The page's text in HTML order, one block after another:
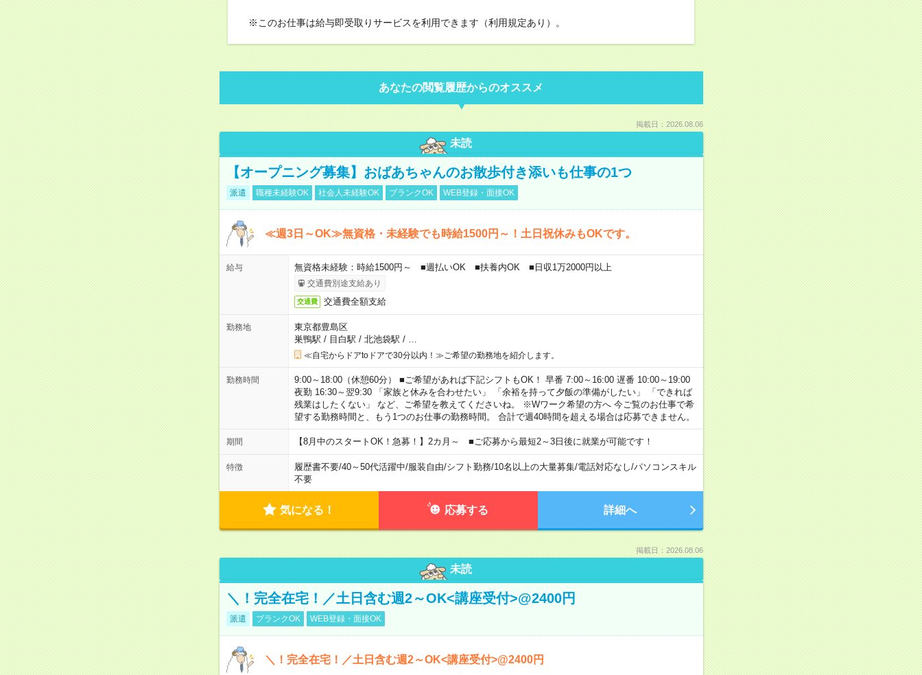
※このお仕事は給与即受取りサービスを利用できます（利用規定あり）。
あなたの閲覧履歴からのオススメ
掲載日：2026.08.06
未読
【オープニング募集】おばあちゃんのお散歩付き添いも仕事の1つ
派遣 職種未経験OK 社会人未経験OK ブランクOK WEB登録・面接OK
≪週3日～OK≫無資格・未経験でも時給1500円～！土日祝休みもOKです。
給与 無資格未経験：時給1500円～ ■週払いOK ■扶養内OK ■日収1万2000円以上
交通費別途支給あり
交通費 交通費全額支給
勤務地
東京都豊島区
巣鴨駅 / 目白駅 / 北池袋駅 /
≪自宅からドアtoドアで30分以内！≫ご希望の勤務地を紹介します。
勤務時間
9:00～18:00（休憩60分） ■ご希望があれば下記シフトもOK！ 早番 7:00～16:00 遅番 10:00～19:00
夜勤 16:30～翌9:30 「家族と休みを合わせたい」 「余裕を持って夕飯の準備がしたい」 「できれば
残業はしたくない」 など、ご希望を教えてくださいね。 ※Wワーク希望の方へ 今ご覧のお仕事で希
望する勤務時間と、もう1つのお仕事の勤務時間。 合計で週40時間を超える場合は応募できません。
期間 【8月中のスタートOK！急募！】2カ月～ ■ご応募から最短2～3日後に就業が可能です！
特徴 履歴書不要/40～50代活躍中/服装自由/シフト勤務/10名以上の大量募集/電話対応なし/パソコンスキル
不要
気になる！ 応募する 詳細へ
掲載日：2026.08.06
未読
＼！完全在宅！／土日含む週2～OK<講座受付>@2400円
派遣 ブランクOK WEB登録・面接OK
＼！完全在宅！／土日含む週2～OK<講座受付>@2400円